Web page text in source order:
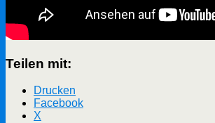
Teilen mit:
Drucken
Facebook
X